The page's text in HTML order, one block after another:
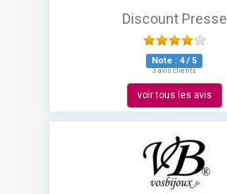
Discount Presse
Note : 4/ 5
3 avis clients
voir tous les avis